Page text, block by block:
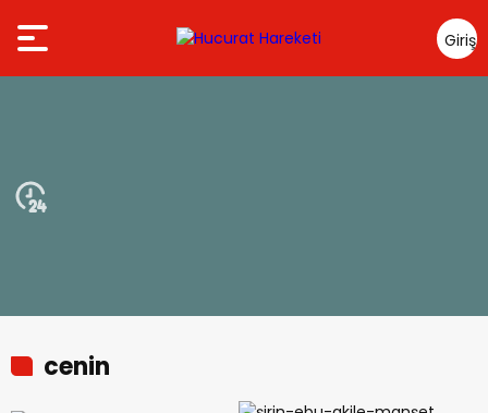
Giriş
Yap
cenin